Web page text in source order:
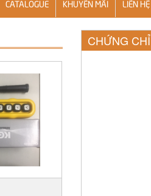
CATALOGUE KHUYẾN MÃI LIÊN HỆ
CHỨNG CHỈ